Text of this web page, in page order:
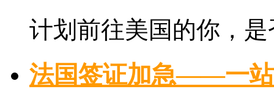
计划前往美国的你，
法国签证加急——一站